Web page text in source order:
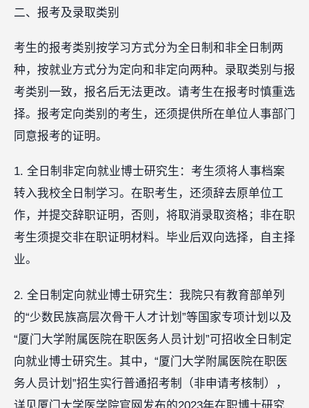
二、报考及录取类别
考生的报考类别按学习方式分为全日制和非全日制两
种，按就业方式分为定向和非定向两种。录取类别与报
考类别一致，报名后无法更改。请考生在报考时慎重选
择。报考定向类别的考生，还须提供所在单位人事部门
同意报考的证明。
1. 全日制非定向就业博士研究生：考生须将人事档案
转入我校全日制学习。在职考生，还须辞去原单位工
作，并提交辞职证明，否则，将取消录取资格；非在职
考生须提交非在职证明材料。毕业后双向选择，自主择
业。
2. 全日制定向就业博士研究生：我院只有教育部单列
的“少数民族高层次骨干人才计划”等国家专项计划以及
“厦门大学附属医院在职医务人员计划”可招收全日制定
向就业博士研究生。其中，“厦门大学附属医院在职医
务人员计划”招生实行普通招考制（非申请考核制），
详见厦门大学医学院官网发布的2023年在职博士研究